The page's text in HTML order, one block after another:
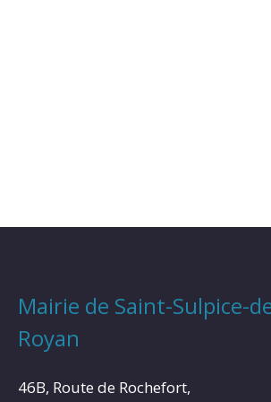
Mairie de Saint-Sulpice-
Royan
46B, Route de Rochefort,